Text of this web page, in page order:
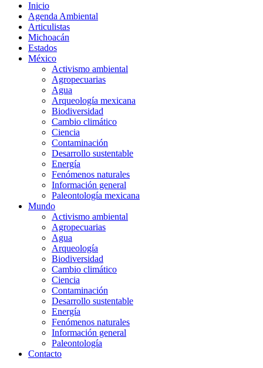
Inicio
Agenda Ambiental
Articulistas
Michoacán
Estados
México
Activismo ambiental
Agropecuarias
Agua
Arqueología mexicana
Biodiversidad
Cambio climático
Ciencia
Contaminación
Desarrollo sustentable
Energía
Fenómenos naturales
Información general
Paleontología mexicana
Mundo
Activismo ambiental
Agropecuarias
Agua
Arqueología
Biodiversidad
Cambio climático
Ciencia
Contaminación
Desarrollo sustentable
Energía
Fenómenos naturales
Información general
Paleontología
Contacto